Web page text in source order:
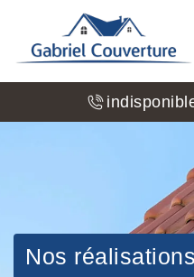
Nos réalisations